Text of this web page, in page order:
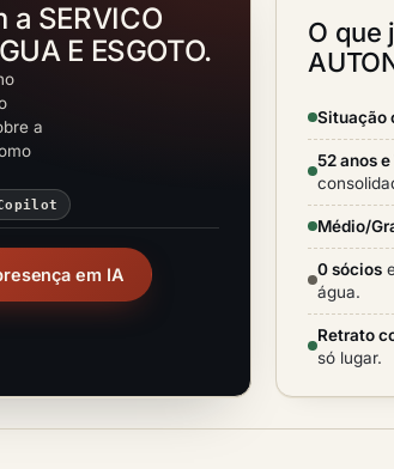
a SERVICO
E ESGOTO.
a
em IA
O que
Situação
52 anos
Médio/
0 sócios
água.
Retrato
só lugar.